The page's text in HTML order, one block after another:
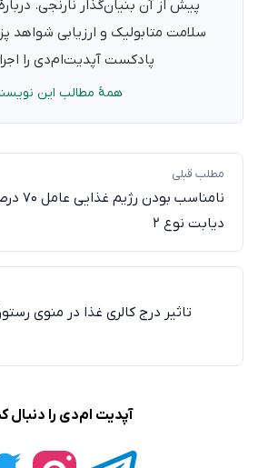
پیش از آن بنیان‌گذار نارنجی.
سلامت متابولیک و ارزیابی شواهد
پادکست آپدیت‌ام‌دی را
همهٔ مطالب این
مطلب قبلی
دیابت نوع ۲
تاثیر درج کالری غذا در منوی
آپدیت ام‌دی را دنبال